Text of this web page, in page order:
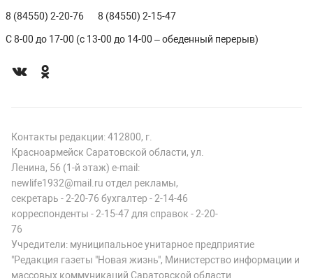
8 (84550) 2-20-76 8 (84550) 2-15-47
С 8-00 до 17-00 (с 13-00 до 14-00 – обеденный перерыв)
Контакты редакции: 412800, г.
Красноармейск Саратовской области, ул.
Ленина, 56 (1-й этаж) e-mail:
newlife1932@mail.ru отдел рекламы,
секретарь - 2-20-76 бухгалтер - 2-14-46
корреспонденты - 2-15-47 для справок - 2-20-
76
Учредители: муниципальное унитарное предприятие
"Редакция газеты "Новая жизнь", Министерство информации и
массовых коммуникаций Саратовской области